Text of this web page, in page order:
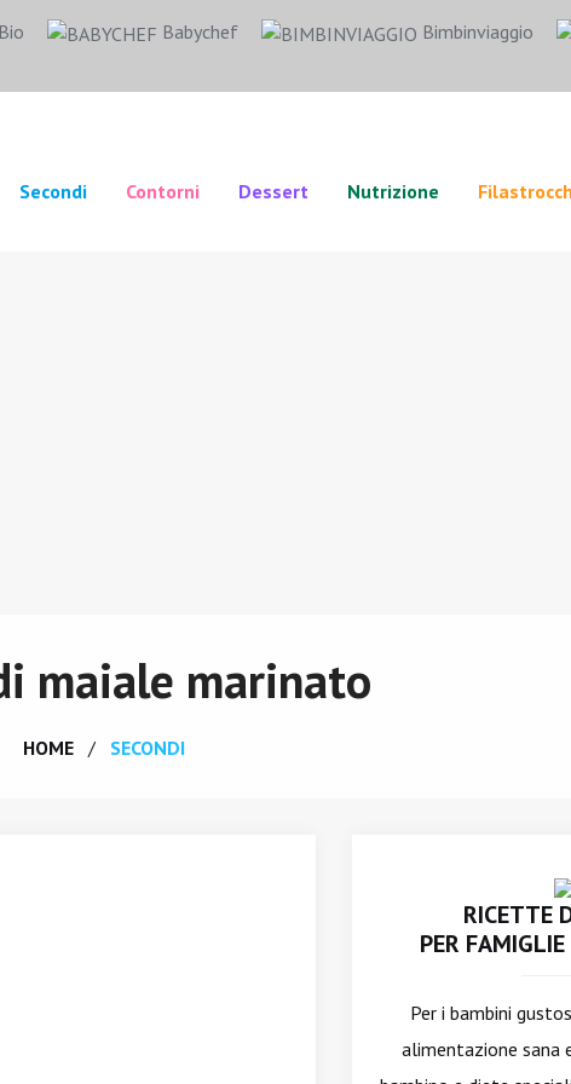
Babychef Bimbinviaggio
Secondi Contorni Dessert Nutrizione
maiale marinato
HOME SECONDI
RICETTE
PER
Per i bambini
alimentazione sana